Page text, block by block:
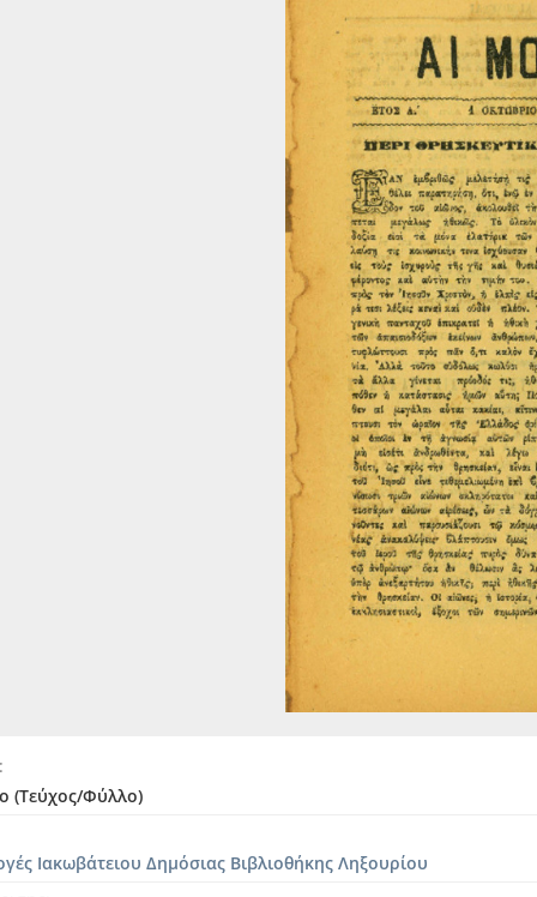
[Τεύχος] Αι Μούσαι #9, Έτος Α', Φυλλ. Θ', 1 Ιανουαρίου
[Τεύχος] Αι Μούσαι - Χωρίς εξώφυλλο και στοιχεία
[Τεύχος] Ανεξαρτησία #2, Αριθ. 2, 12 Ιουνίου 1894) [02/06/
[Τεύχος] Αστέρες #2, Έτος Α', Αριθ. 2, 15 Ιουνίου 1864 [15/
[Τεύχος] Έχιδνα #3-4, Έτος Α', Αρ. 3 (20 Μαΐου 1894) -
[Φυλλάδιο] Ζακύνθιον ημερολόγιον δια το έτος 1887.
[Τεύχος] Ζακχαίος #1, Έτος Α', Αριθ. 1, 19 Ιουνίου 1894
[Τεύχος] Ηώς #4, Έτος Α', Φεβρουάριος 1898, Αριθ. 4 [02/
[Τεύχος] Ηώς #5-6, Έτος Α', Μάρτιος και Απρίλιος 1898,
[Τεύχος] Ηώς - Χωρίς εξώφυλλο και στοιχεία έκδοσης
[Τεύχος] Κυψέλη #1, Έτος Α', Φύλλ. 1, Ιανουάριος 1884
[Τεύχος] Κυψέλη #32, Έτος Γ', Φύλλ. 8, Αριθμός 32, Εν
[Τεύχος] Κυψέλη #33, Έτος Γ', Φύλλ. 9, Αριθμός 33, Εν
[Τεύχος] Κυψέλη #37, Έτος Γ', Φύλλ. 13, Αριθμός 37, Εν
[Τεύχος] Κυψέλη #41, Έτος Γ', Φύλλ. 17, Αριθμός 41, Εν
[Τεύχος] Κυψέλη #48, Έτος Γ', Φύλλ. 48, Νοέμβριος 1886
[Τεύχος] Κυψέλη #50, Έτος Δ', Επιφυλλίς 18, Φύλλ. 50,
[Τεύχος] Κυψέλη #54, Έτος Δ', Επιφυλλίς 16, Αριθ. 54,
[Τεύχος] Κυψέλη #55-56, Έτος Δ', Επιφυλλίς 17, Αριθ. 55-
[Τεύχος] Κυψέλη #55-56, Έτος Δ', Επιφυλλίς 17, Αριθ. 55-
[Τεύχος] Μαύρη Μοίρα #10, Έτος Α', Αργοστόλιον, 9
[Τεύχος] Μαύρη Μοίρα #17, Έτος Α', Αργοστόλιον, 24
[Τεύχος] Μαύρη Μοίρα #1, Έτος Α', Αργοστόλιον, 6
[Τεύχος] Μαύρη Μοίρα #5, Έτος Α', Αργοστόλιον, 10
[Τεύχος] Μαύρη Μοίρα #7, Έτος Α', Αργοστόλιον, 19
[Τεύχος] Νέος Παρθενών #20, Έτος Α', Αθήναι, τη 17
[Τεύχος] Ο Φίλος της Νεολαίας #Δ12, Τόμος Δ', Τεύχος
[Τεύχος] Ο Φίλος της Νεολαίας #Δ6, Τόμος Δ', Τεύχος Στ',
(Τεύχος/Φύλλο)
Ιακωβάτειου Δημόσιας Βιβλιοθήκης Ληξουρίου